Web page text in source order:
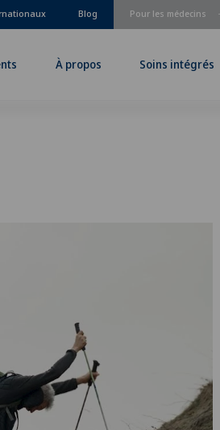
Pour les médecins
Blog
À propos Soins intégrés